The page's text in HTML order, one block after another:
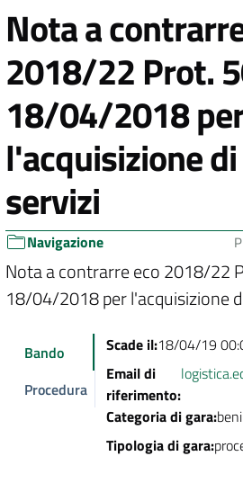
Nota a
2018/22 Prot.
18/04/2018
l'acquisizione
servizi
Navigazione
Nota a contrarre eco 2018/22
18/04/2018 per l'acquisizione
Bando
Procedura
Scade il:18/04/19
Email di
riferimento:
Categoria di gara:
Tipologia di gara: